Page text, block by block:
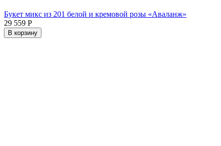
Букет микс из 201 белой и кремовой розы «Аваланж»
29 559 Р
В корзину